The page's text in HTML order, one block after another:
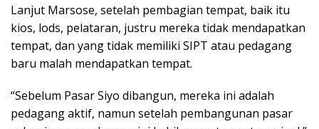
Lanjut Marsose, setelah pembagian tempat, baik itu
kios, lods, pelataran, justru mereka tidak mendapatkan
tempat, dan yang tidak memiliki SIPT atau pedagang
baru malah mendapatkan tempat.
“Sebelum Pasar Siyo dibangun, mereka ini adalah
pedagang aktif, namun setelah pembangunan pasar